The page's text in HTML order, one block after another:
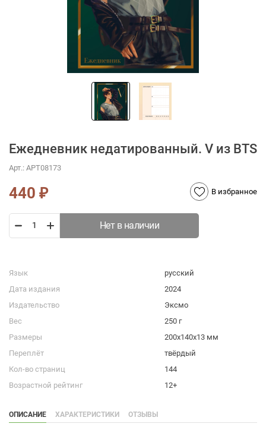
Ежедневник недатированный. V из BTS
Арт.: АРТ08173
440 ₽ В избранное
Нет в наличии
Язык
русский
Дата издания
2024
Издательство
Эксмо
Вес
250 г
Размеры
200х140х13 мм
Переплёт
твёрдый
Кол-во страниц
144
Возрастной рейтинг
12+
ОПИСАНИЕ ХАРАКТЕРИСТИКИ ОТЗЫВЫ